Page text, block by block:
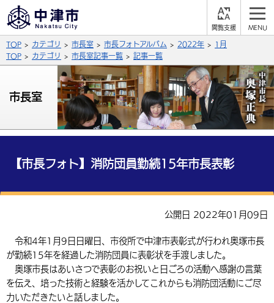
支
背景色
青 白
文字の大きさ
拡大 標準 縮小
言語を選択
英語（English） 中国語（簡体字）
中国語（繁体字）
公式SNS
X (Twitter) YouTube
サイト内検索
総合メニュー
保険・年金
福祉・介護 健康・予防
税金 住宅・インフラ
環境・衛生 生涯学習・スポーツ・人権
入札・契約 産業・雇用
農林水産業 税金
都市整備
子育て・教育
施設情報 子どもを預ける
手当・助成
観光・移住
観光なび
市政情報
TOP カテゴリ 市長室 市長フォトアルバム 2022年
1月
TOP
カテゴリ 市長室記事一覧 記事一覧
市長室
【市長フォト】消防団員勤続15年市長表彰
公開日 2022年01月09日
令和4年1月9日日曜日、市役所で中津市表彰式が行われ奥塚市長
が勤続15年を経過した消防団員に表彰状を手渡しました。
奥塚市長はあいさつで表彰のお祝いと日ごろの活動へ感謝の言葉
を伝え、培った技術と経験を活かしてこれからも消防団活動にご尽
力いただきたいと話しました。